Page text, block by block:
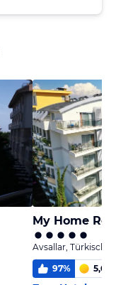
My Home
Avsallar, Türkische
97% 5,6